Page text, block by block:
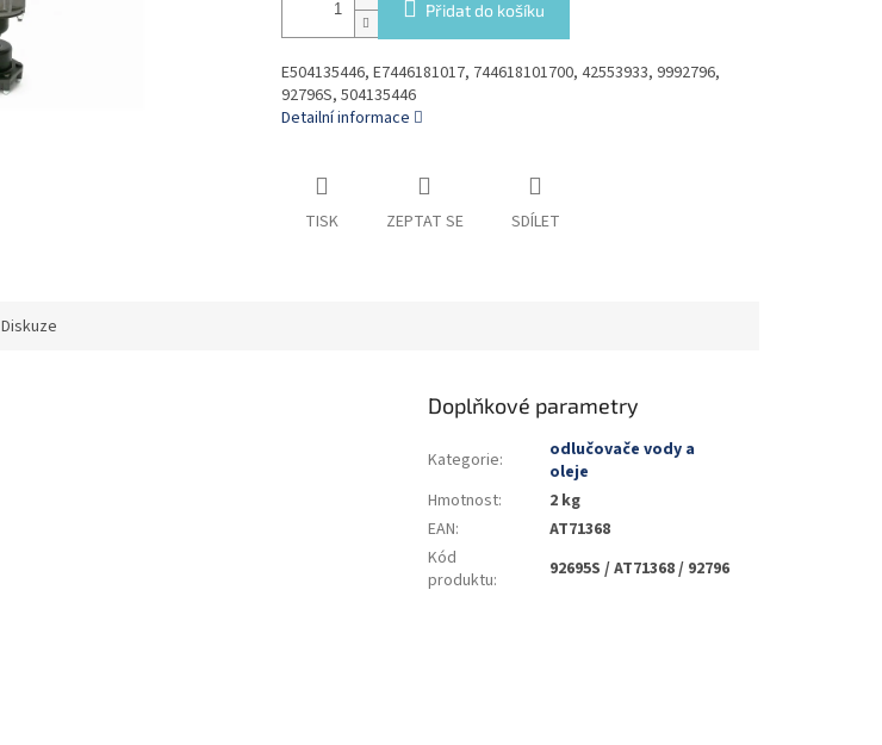
Přidat do košíku
E504135446, E7446181017, 744618101700, 42553933, 9992796,
92796S, 504135446
Detailní informace
TISK ZEPTAT SE SDÍLET
Diskuze
Doplňkové parametry
Kategorie:
odlučovače vody a
oleje
Hmotnost:
2 kg
EAN:
AT71368
Kód
produktu: 92695S / AT71368 / 92796